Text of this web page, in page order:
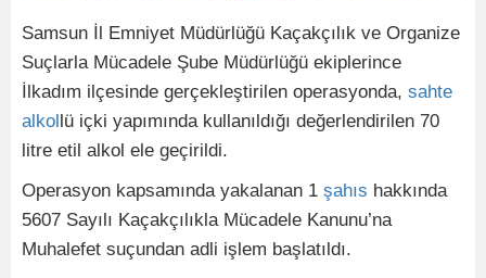
Samsun İl Emniyet Müdürlüğü Kaçakçılık ve Organize
Suçlarla Mücadele Şube Müdürlüğü ekiplerince
İlkadım ilçesinde gerçekleştirilen operasyonda, sahte
alkollü içki yapımında kullanıldığı değerlendirilen 70
litre etil alkol ele geçirildi.
Operasyon kapsamında yakalanan 1 şahıs hakkında
5607 Sayılı Kaçakçılıkla Mücadele Kanunu’na
Muhalefet suçundan adli işlem başlatıldı.